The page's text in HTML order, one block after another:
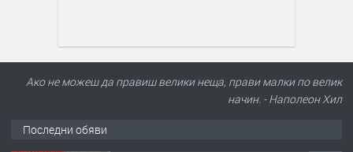
Ако не можеш да правиш велики неща, прави малки по велик
начин. - Наполеон Хил
Последни обяви